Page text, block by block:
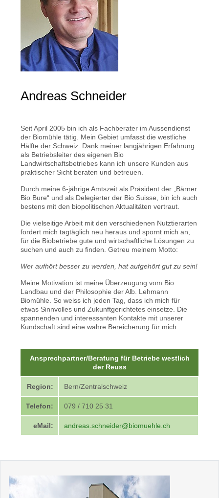
Andreas Schneider
Seit April 2005 bin ich als Fachberater im Aussendienst
der Biomühle tätig. Mein Gebiet umfasst die westliche
Hälfte der Schweiz. Dank meiner langjährigen Erfahrung
als Betriebsleiter des eigenen Bio
Landwirtschaftsbetriebes kann ich unsere Kunden aus
praktischer Sicht beraten und betreuen.
Durch meine 6-jährige Amtszeit als Präsident der „Bärner
Bio Bure“ und als Delegierter der Bio Suisse, bin ich auch
bestens mit den biopolitischen Aktualitäten vertraut.
Die vielseitige Arbeit mit den verschiedenen Nutztierarten
fordert mich tagtäglich neu heraus und spornt mich an,
für die Biobetriebe gute und wirtschaftliche Lösungen zu
suchen und auch zu finden. Getreu meinem Motto:
Wer aufhört besser zu werden, hat aufgehört gut zu sein!
Meine Motivation ist meine Überzeugung vom Bio
Landbau und der Philosophie der Alb. Lehmann
Biomühle. So weiss ich jeden Tag, dass ich mich für
etwas Sinnvolles und Zukunftgerichtetes einsetze. Die
spannenden und interessanten Kontakte mit unserer
Kundschaft sind eine wahre Bereicherung für mich.
Ansprechpartner/Beratung für Betriebe westlich
der Reuss
Region: Bern/Zentralschweiz
Telefon: 079 / 710 25 31
eMail: andreas.schneider@biomuehle.ch